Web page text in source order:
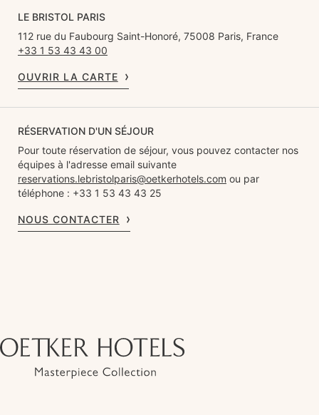
LE BRISTOL PARIS
112 rue du Faubourg Saint-Honoré, 75008 Paris, France
+33 1 53 43 43 00
OUVRIR LA CARTE
RÉSERVATION D'UN SÉJOUR
Pour toute réservation de séjour, vous pouvez contacter nos
équipes à l'adresse email suivante
reservations.lebristolparis@oetkerhotels.com ou par
téléphone : +33 1 53 43 43 25
NOUS CONTACTER